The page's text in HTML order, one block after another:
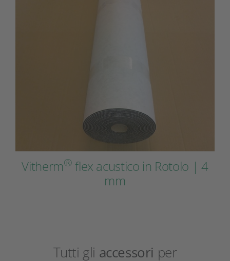
Vitherm® flex acustico in Rotolo | 4
mm
Tutti gli accessori per